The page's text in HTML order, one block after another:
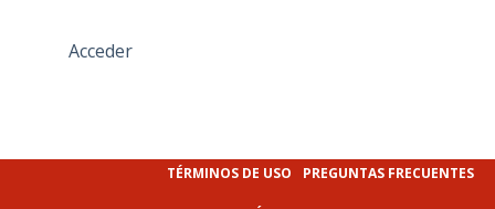
Acceder
TÉRMINOS DE USO PREGUNTAS FRECUENTES